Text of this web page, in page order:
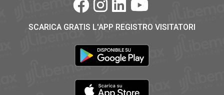
SCARICA GRATIS L'APP REGISTRO VISITATORI